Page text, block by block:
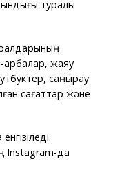
туралы
арбалар, жаяу
саңырау
сағаттар және
Instagram-да